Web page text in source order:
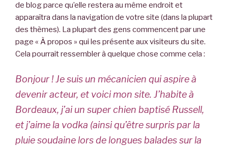
de blog parce qu’elle restera au même endroit et
apparaîtra dans la navigation de votre site (dans la plupart
des thèmes). La plupart des gens commencent par une
page « À propos » qui les présente aux visiteurs du site.
Cela pourrait ressembler à quelque chose comme cela :
Bonjour ! Je suis un mécanicien qui aspire à
devenir acteur, et voici mon site. J’habite à
Bordeaux, j’ai un super chien baptisé Russell,
et j’aime la vodka (ainsi qu’être surpris par la
pluie soudaine lors de longues balades sur la